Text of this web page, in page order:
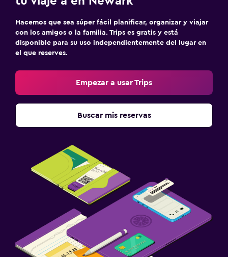
Hacemos que sea súper fácil planificar, organizar y viajar
con los amigos o la familia. Trips es gratis y está
disponible para su uso independientemente del lugar en
el que reserves.
Empezar a usar Trips
Buscar mis reservas